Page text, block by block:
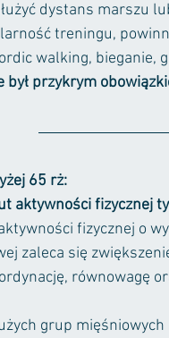
dystans marszu
treningu,
walking, bieganie,
był przykrym
65 rż:
aktywności fizycznej
fizycznej o
zaleca się
równowagę
grup